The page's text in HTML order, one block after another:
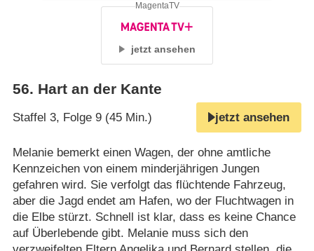
jetzt ansehen
MagentaTV
56. Hart an der Kante
Staffel 3, Folge 9 (45 Min.) jetzt ansehen
Melanie bemerkt einen Wagen, der ohne amtliche
Kennzeichen von einem minderjährigen Jungen
gefahren wird. Sie verfolgt das flüchtende Fahrzeug,
aber die Jagd endet am Hafen, wo der Fluchtwagen in
die Elbe stürzt. Schnell ist klar, dass es keine Chance
auf Überlebende gibt. Melanie muss sich den